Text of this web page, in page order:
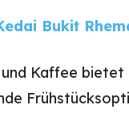
Bukit
Kaffee bietet